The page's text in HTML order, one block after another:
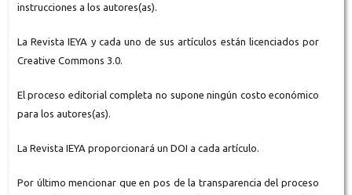
instrucciones a los autores(as).
La Revista IEYA y cada uno de sus artículos están licenciados por
Creative Commons 3.0.
El proceso editorial completa no supone ningún costo económico
para los autores(as).
La Revista IEYA proporcionará un DOI a cada artículo.
Por último mencionar que en pos de la transparencia del proceso